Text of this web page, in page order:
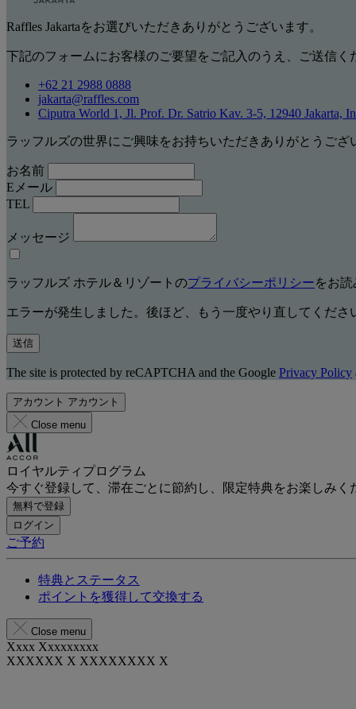
Raffles Jakartaをお選びいただきありがとうございます。
下記のフォームにお客様のご要望をご記入のうえ、ご送信く
+62 21 2988 0888
jakarta@raffles.com
Ciputra World 1, Jl. Prof. Dr. Satrio Kav. 3-5, 12940 Jakarta,
ラッフルズの世界にご興味をお持ちいただきありがとうご
お名前
Eメール
TEL
メッセージ
ラッフルズ ホテル＆リゾートのプライバシーポリシーをお
エラーが発生しました。後ほど、もう一度やり直してくださ
送信
The site is protected by reCAPTCHA and the Google Privacy Policy
アカウント アカウント
Close menu
ロイヤルティプログラム
今すぐ登録して、滞在ごとに節約し、限定特典をお楽しみく
無料で登録
ログイン
ご予約
特典とステータス
ポイントを獲得して交換する
Close menu
Xxxx Xxxxxxxxx
XXXXXX X XXXXXXXX X